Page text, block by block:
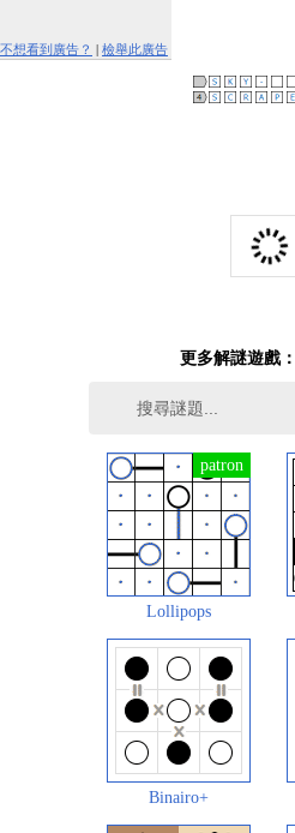
不想看到廣告？ | 檢舉此廣告
更多解謎遊戲：
Lollipops
Binairo+